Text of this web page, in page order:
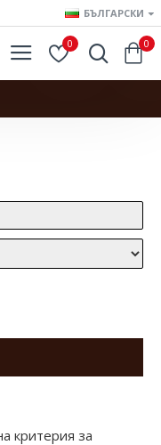
БЪЛГАРСКИ
0 0
критерия за